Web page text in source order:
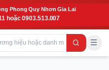
Phong Quy Nhơn Gia Lai
hoặc 0903.513.007